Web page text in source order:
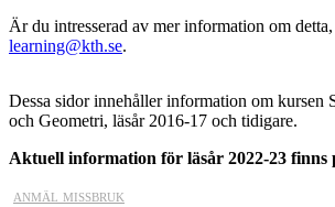
Är du intresserad av mer information om
learning@kth.se.
Dessa sidor innehåller information om kursen
och Geometri, läsår 2016-17 och tidigare.
Aktuell information för läsår 2022-23 finns
anmäl missbruk